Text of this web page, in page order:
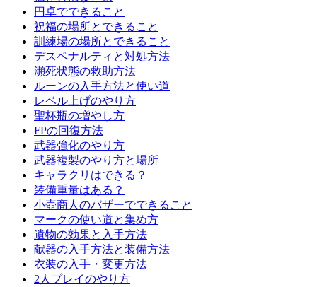
円卓でできること
祝福の場所とできること
訓練場の場所とできること
デスペナルティと対処方法
瀕死状態の救助方法
ルーンの入手方法と使い道
レベル上げのやり方
聖杯瓶の増やし方
FPの回復方法
武器強化のやり方
武器複製のやり方と場所
キャラクリはできる？
装備重量はある？
小壺商人のバザーでできること
マークの使い道と集め方
遺物の効果と入手方法
献器の入手方法と装備方法
衣装の入手・変更方法
2人プレイのやり方